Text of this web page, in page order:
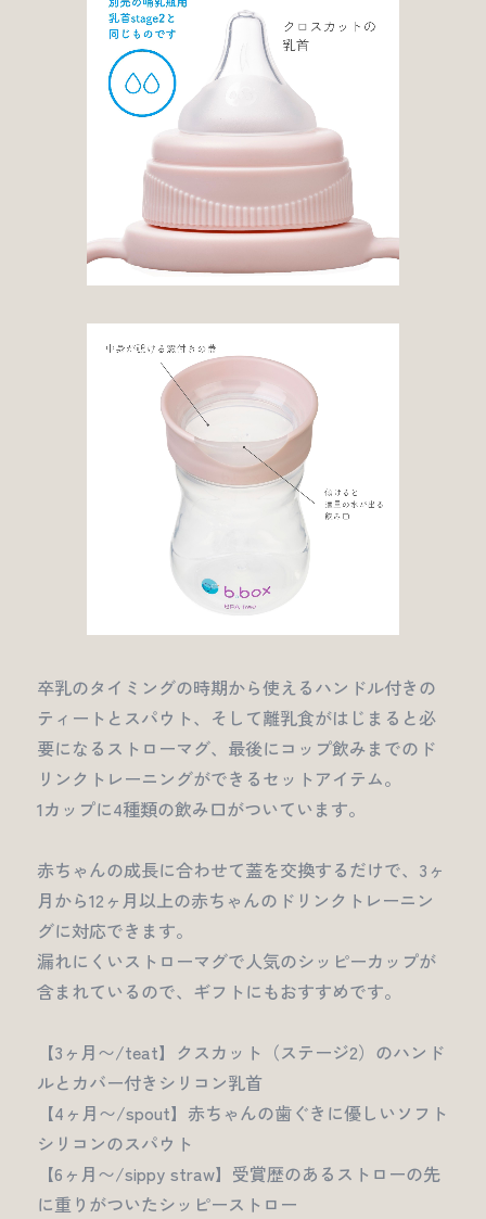
卒乳のタイミングの時期から使えるハンドル付きの
ティートとスパウト、そして離乳食がはじまると必
要になるストローマグ、最後にコップ飲みまでのド
リンクトレーニングができるセットアイテム。
1カップに4種類の飲み口がついています。
赤ちゃんの成長に合わせて蓋を交換するだけで、3ヶ
月から12ヶ月以上の赤ちゃんのドリンクトレーニン
グに対応できます。
漏れにくいストローマグで人気のシッピーカップが
含まれているので、ギフトにもおすすめです。
【3ヶ月〜/teat】クスカット（ステージ2）のハンド
ルとカバー付きシリコン乳首
【4ヶ月〜/spout】赤ちゃんの歯ぐきに優しいソフト
シリコンのスパウト
【6ヶ月〜/sippy straw】受賞歴のあるストローの先
に重りがついたシッピーストロー